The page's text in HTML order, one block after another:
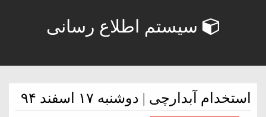
سیستم اطلاع رسانی
استخدام آبدارچی | دوشنبه ۱۷ اسفند ۹۴